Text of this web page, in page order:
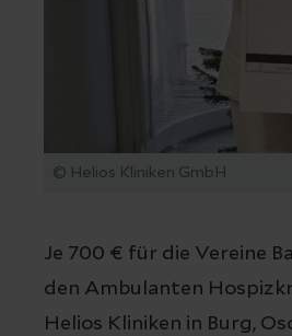
© Helios Kliniken GmbH
Je 700 € für die Vereine
den Ambulanten
Helios Kliniken in Burg,